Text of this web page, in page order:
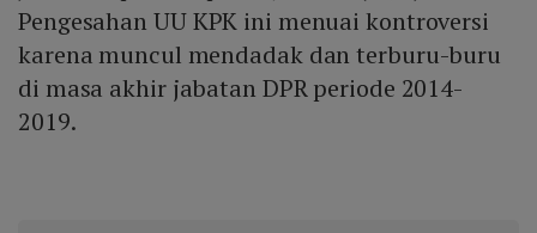
Pengesahan UU KPK ini menuai kontroversi
karena muncul mendadak dan terburu-buru
di masa akhir jabatan DPR periode 2014-
2019.